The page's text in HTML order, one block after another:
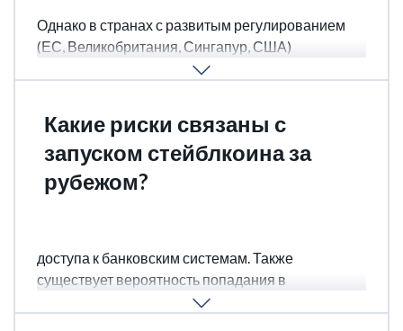
Однако в странах с развитым регулированием
(ЕС, Великобритания, Сингапур, США)
лицензирование становится обязательным
Какие риски связаны с
запуском стейблкоина за
рубежом?
доступа к банковским системам. Также
существует вероятность попадания в
санкционные списки или ограничения